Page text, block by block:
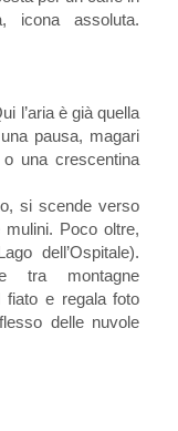
icona assoluta.
l’aria è già quella
pausa, magari
una crescentina
si scende verso
Poco oltre,
dell’Ospitale).
tra montagne
fiato e regala foto
delle nuvole